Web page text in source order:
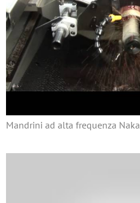
Mandrini ad alta frequenza